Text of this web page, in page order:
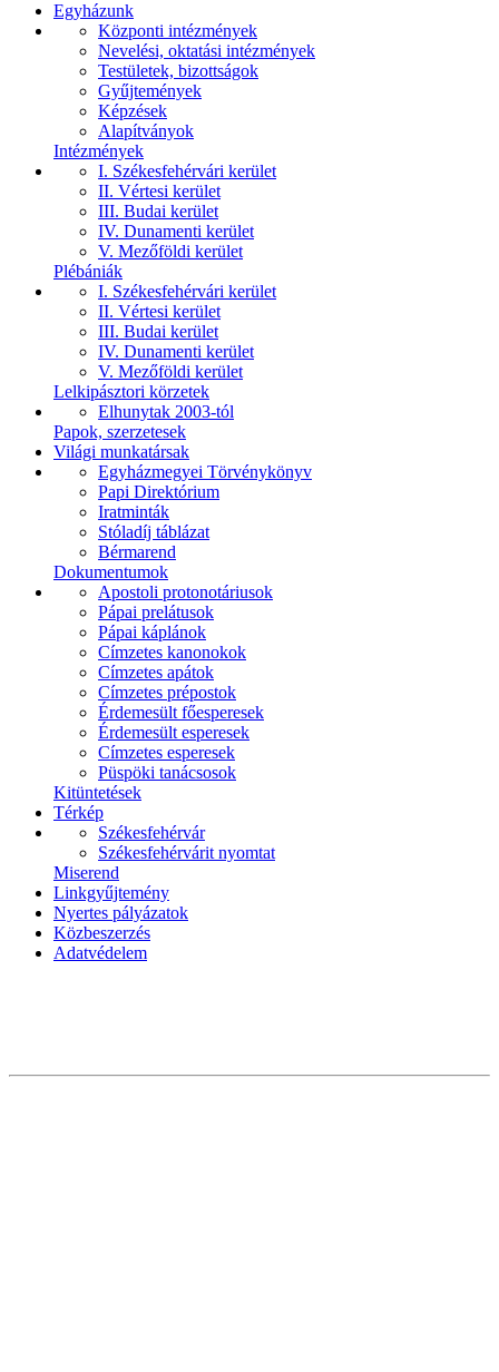
Egyházunk
Központi intézmények
Nevelési, oktatási intézmények
Testületek, bizottságok
Gyűjtemények
Képzések
Alapítványok
Intézmények
I. Székesfehérvári kerület
II. Vértesi kerület
III. Budai kerület
IV. Dunamenti kerület
V. Mezőföldi kerület
Plébániák
I. Székesfehérvári kerület
II. Vértesi kerület
III. Budai kerület
IV. Dunamenti kerület
V. Mezőföldi kerület
Lelkipásztori körzetek
Elhunytak 2003-tól
Papok, szerzetesek
Világi munkatársak
Egyházmegyei Törvénykönyv
Papi Direktórium
Iratminták
Stóladíj táblázat
Bérmarend
Dokumentumok
Apostoli protonotáriusok
Pápai prelátusok
Pápai káplánok
Címzetes kanonokok
Címzetes apátok
Címzetes prépostok
Érdemesült főesperesek
Érdemesült esperesek
Címzetes esperesek
Püspöki tanácsosok
Kitüntetések
Térkép
Székesfehérvár
Székesfehérvárit nyomtat
Miserend
Linkgyűjtemény
Nyertes pályázatok
Közbeszerzés
Adatvédelem